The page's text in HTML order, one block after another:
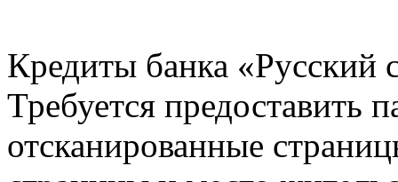
Кредиты банка «Русский
Требуется предоставить
отсканированные